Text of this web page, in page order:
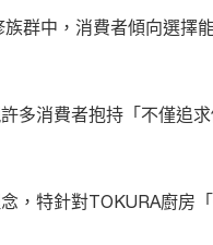
群中，消費者傾向選擇
多消費者抱持「不僅追
特針對TOKURA廚房